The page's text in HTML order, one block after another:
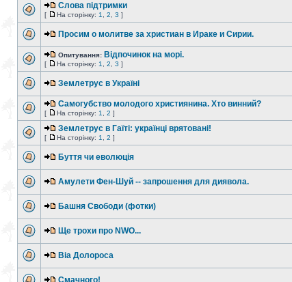
Слова підтримки
[ На сторінку: 1 2 3 ]
Просим о молитве за христиан в Ираке и Сирии.
Опитування: Відпочинок на морі.
[ На сторінку: 1 2 3 ]
Землетрус в Україні
Самогубство молодого християнина. Хто винний?
[ На сторінку: 1 2 ]
Землетрус в Гаїті: українці врятовані!
[ На сторінку: 1 2 ]
Буття чи еволюція
Амулети Фен-Шуй -- запрошення для диявола.
Башня Свободи (фотки)
Ще трохи про NWO...
Віа Долороса
Смачного!